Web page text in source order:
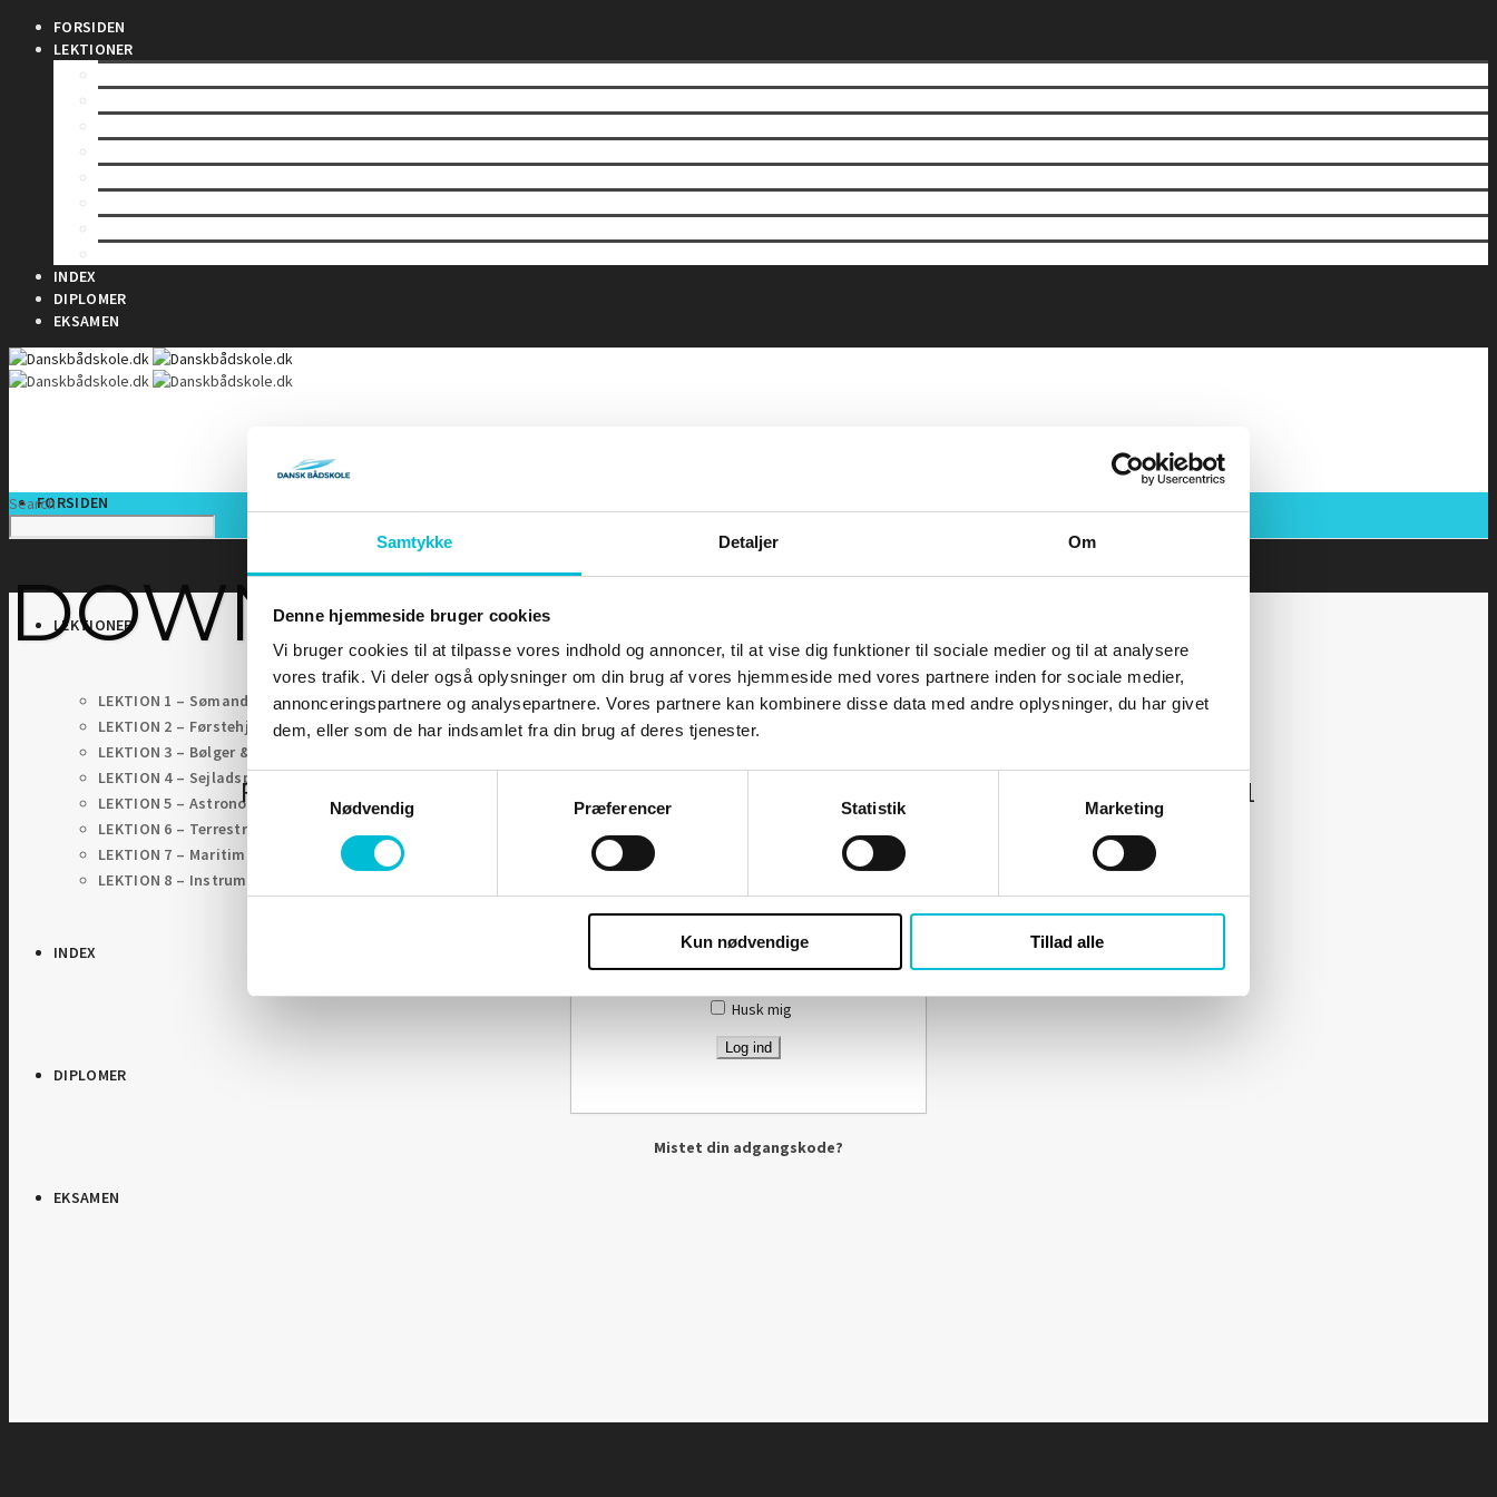
Samtykke Detaljer Om
Denne hjemmeside bruger cookies
Vi bruger cookies til at tilpasse vores indhold og annoncer, til at vise dig funktioner til sociale medier og til at analysere
vores trafik. Vi deler også oplysninger om din brug af vores hjemmeside med vores partnere inden for sociale medier,
annonceringspartnere og analysepartnere. Vores partnere kan kombinere disse data med andre oplysninger, du har givet
dem, eller som de har indsamlet fra din brug af deres tjenester.
Samtykkevalg
Nødvendig
Præferencer Statistik Marketing
Kun nødvendige Tillad alle
FORSIDEN
LEKTIONER
INDEX
DIPLOMER
EKSAMEN
FORSIDEN
LEKTIONER
LEKTION 1 – Sømandskab og kommunikation
LEKTION 2 – Førstehjælp for sejlere
LEKTION 3 – Bølger & Tidevand
LEKTION 4 – Sejladsplanlægning
LEKTION 5 – Astronomisk navigation
LEKTION 6 – Terrestrisk navigation
LEKTION 7 – Maritim meteorologi
LEKTION 8 – Instrumentlære
INDEX
DIPLOMER
EKSAMEN
Search
DOWNLOAD
For at tilgå denne side skal du være logge ind og være tilmeldt kurset - Yachtskipper 1
Adgangskode
Husk mig
Mistet din adgangskode?